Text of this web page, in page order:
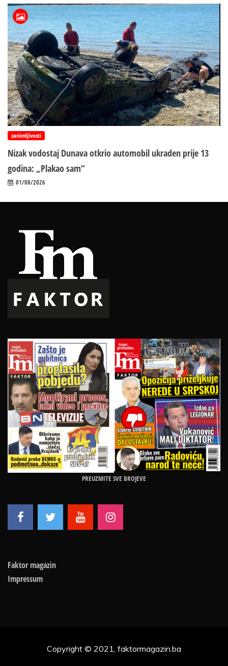
zanimljivosti
Nizak vodostaj Dunava otkrio automobil ukraden prije 13
godina: „Plakao sam“
01/08/2026
PREUZMITE SVE BROJEVE
Faktor magazin
Impressum
Copyright © 2021, faktormagazin.ba